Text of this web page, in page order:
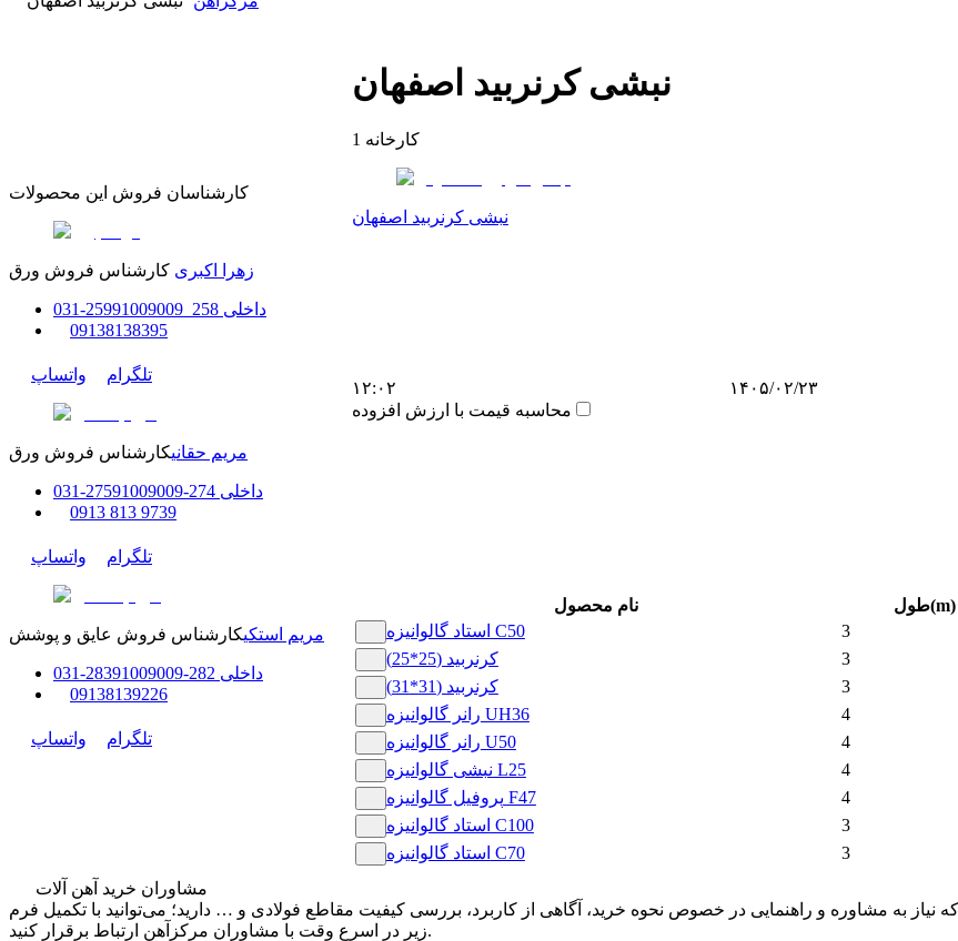
نبشی کرنربید اصفهان
1 کارخانه
نبشی کرنربید اصفهان
۱۴۰۵/۰۲/۲۳
۱۲:۰۲
محاسبه قیمت با ارزش افزوده
نام محصول طول(m)
استاد گالوانیزه C50
3
کرنربید (25*25)
3
کرنربید (31*31)
3
رانر گالوانیزه UH36
4
رانر گالوانیزه U50
4
نبشی گالوانیزه L25
4
پروفیل گالوانیزه F47
4
استاد گالوانیزه C100
3
استاد گالوانیزه C70
3
کارشناسان فروش این محصولات
زهرا اکبری کارشناس فروش ورق
داخلی 258_259
91009009
-
031
09138138395
تلگرام واتساپ
مریم حقانیکارشناس فروش ورق
داخلی 274-275
91009009
-
031
0913 813 9739
تلگرام واتساپ
مریم استکیکارشناس فروش عایق و پوشش
داخلی 282-283
91009009
-
031
09138139226
تلگرام واتساپ
مشاوران خرید آهن آلات
نیاز به مشاوره و راهنمایی در خصوص نحوه خرید، آگاهی از کاربرد، بررسی کیفیت مقاطع فولادی و … دارید؛ می‌توانید با تکمیل فرم
زیر در اسرع وقت با مشاوران مرکزآهن ارتباط برقرار کنید.